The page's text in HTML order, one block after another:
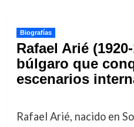
Biografías
Rafael Arié
búlgaro que
escenarios
Rafael Arié, nacido en